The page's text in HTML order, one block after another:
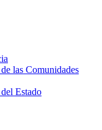
las Comunidades
Estado